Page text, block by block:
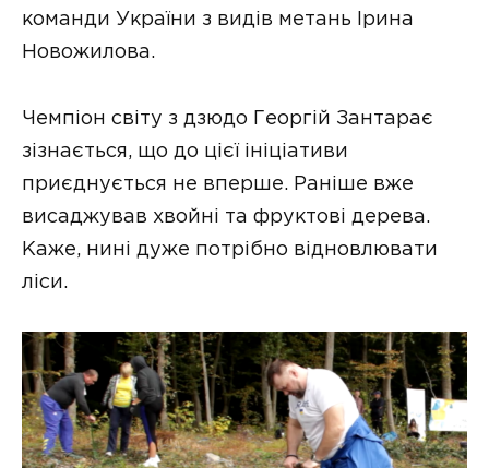
команди України з видів метань Ірина
Новожилова.
Чемпіон світу з дзюдо Георгій Зантарає
зізнається, що до цієї ініціативи
приєднується не вперше. Раніше вже
висаджував хвойні та фруктові дерева.
Каже, нині дуже потрібно відновлювати
ліси.